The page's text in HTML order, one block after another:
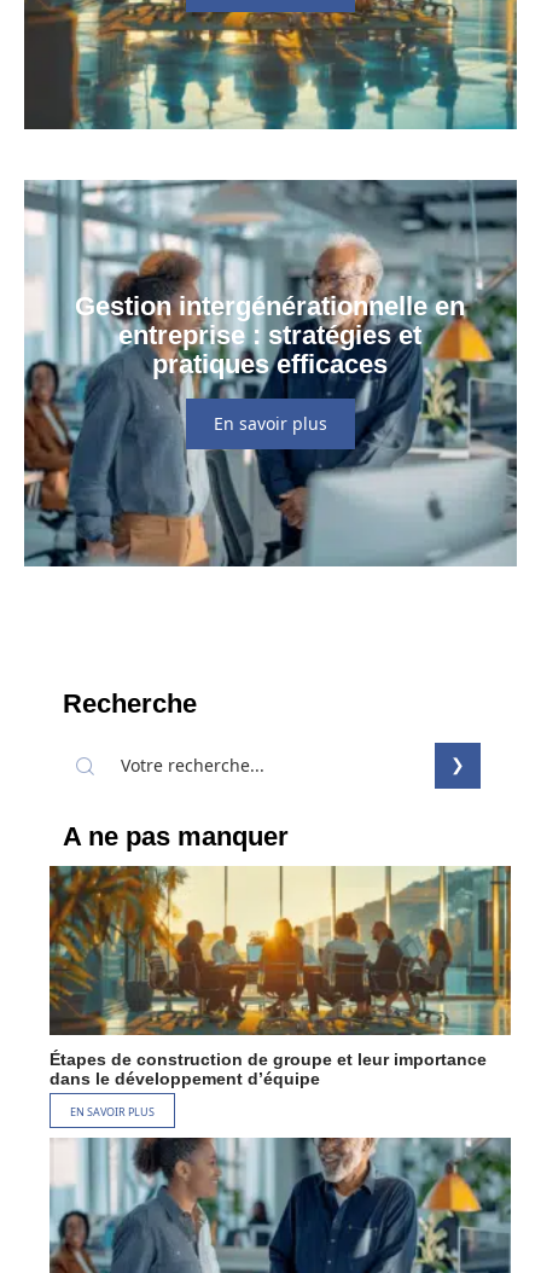
Gestion intergénérationnelle en
entreprise : stratégies et
pratiques efficaces
En savoir plus
Recherche
A ne pas manquer
Étapes de construction de groupe et leur importance
dans le développement d’équipe
EN SAVOIR PLUS